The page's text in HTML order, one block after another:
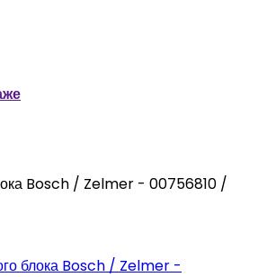
Bosch / Zelmer - 00756810 /
блока Bosch / Zelmer -